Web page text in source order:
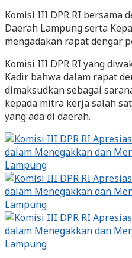
Komisi III DPR RI bersama
Daerah Lampung serta
mengadakan rapat dengar
Komisi III DPR RI yang
Kadir bahwa dalam rapat
dimaksudkan sebagai
kepada mitra kerja salah
yang ada di daerah.